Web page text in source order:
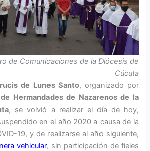
de Comunicaciones de la Diócesis de
Cúcuta
de Lunes Santo, organizado por
Hermandades de Nazarenos de la
, se volvió a realizar el día de hoy,
en el año 2020 a causa de la
19, y de realizarse al año siguiente,
vehicular, sin participación de fieles